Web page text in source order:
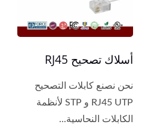
أسلاك تصحيح RJ45
نحن نصنع كابلات التصحيح
RJ45 UTP و STP لأنظمة
الكابلات النحاسية...